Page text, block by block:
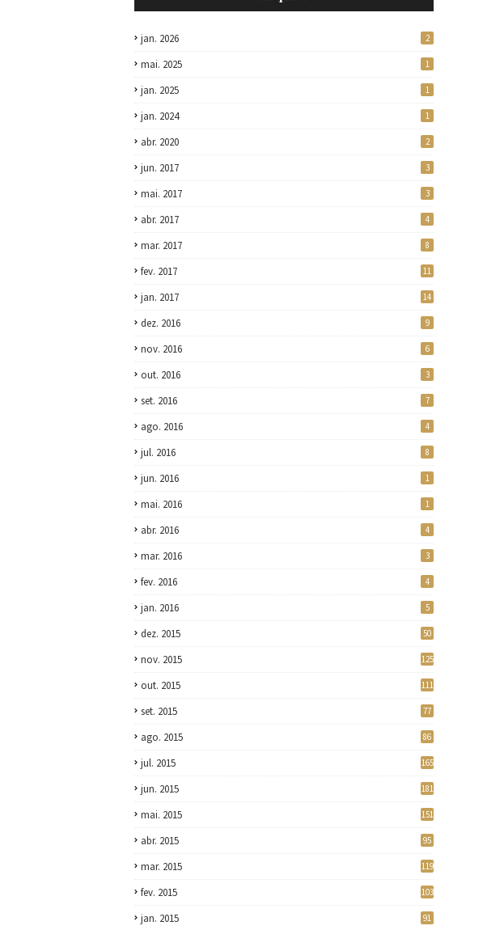
jan. 2026 2
mai. 2025 1
jan. 2025 1
jan. 2024 1
abr. 2020 2
jun. 2017 3
mai. 2017 3
abr. 2017 4
mar. 2017 8
fev. 2017 11
jan. 2017 14
dez. 2016 9
nov. 2016 6
out. 2016 3
set. 2016 7
ago. 2016 4
jul. 2016 8
jun. 2016 1
mai. 2016 1
abr. 2016 4
mar. 2016 3
fev. 2016 4
jan. 2016 5
dez. 2015 50
nov. 2015 125
out. 2015 111
set. 2015 77
ago. 2015 86
jul. 2015 165
jun. 2015 181
mai. 2015 151
abr. 2015 95
mar. 2015 119
fev. 2015 103
jan. 2015 91